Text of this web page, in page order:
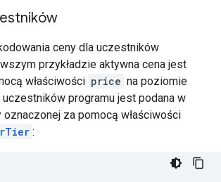
ceny dla uczestników
przykładzie aktywna cena jest
właściwości price na poziomie
uczestników programu jest podana w
za pomocą właściwości
: